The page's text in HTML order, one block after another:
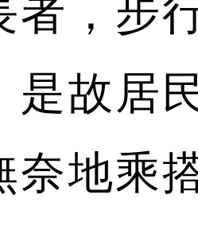
者，步
是故居
奈地乘